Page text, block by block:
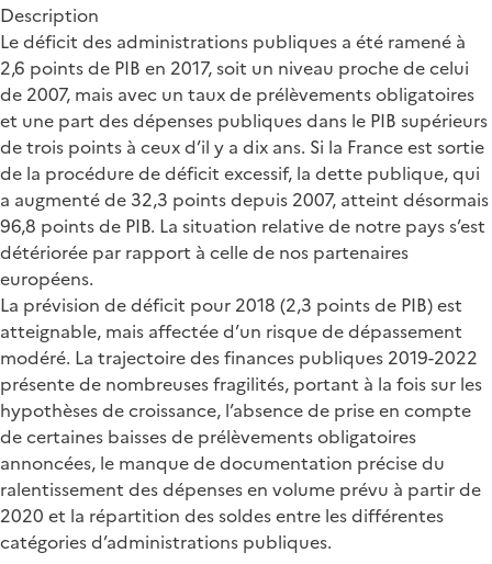
Description
Le déficit des administrations publiques a été ramené à
2,6 points de PIB en 2017, soit un niveau proche de celui
de 2007, mais avec un taux de prélèvements obligatoires
et une part des dépenses publiques dans le PIB supérieurs
de trois points à ceux d’il y a dix ans. Si la France est sortie
de la procédure de déficit excessif, la dette publique, qui
a augmenté de 32,3 points depuis 2007, atteint désormais
96,8 points de PIB. La situation relative de notre pays s’est
détériorée par rapport à celle de nos partenaires
européens.
La prévision de déficit pour 2018 (2,3 points de PIB) est
atteignable, mais affectée d’un risque de dépassement
modéré. La trajectoire des finances publiques 2019-2022
présente de nombreuses fragilités, portant à la fois sur les
hypothèses de croissance, l’absence de prise en compte
de certaines baisses de prélèvements obligatoires
annoncées, le manque de documentation précise du
ralentissement des dépenses en volume prévu à partir de
2020 et la répartition des soldes entre les différentes
catégories d’administrations publiques.